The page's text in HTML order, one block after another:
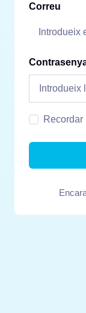
Correu
Recordar